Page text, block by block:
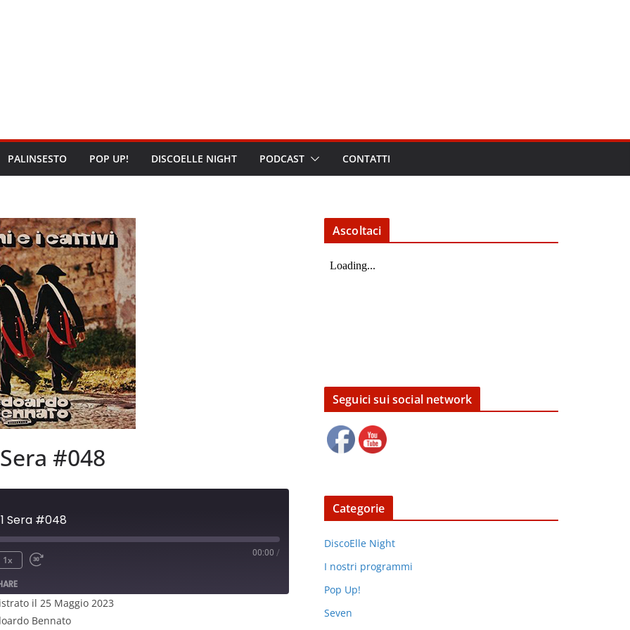
PALINSESTO POP UP! DISCOELLE NIGHT PODCAST CONTATTI
#048
Sera #048
1x
00:00 /
il 25 Maggio 2023
Bennato
Ascoltaci
Seguici sui social network
Categorie
DiscoElle Night
I nostri programmi
Pop Up!
Seven